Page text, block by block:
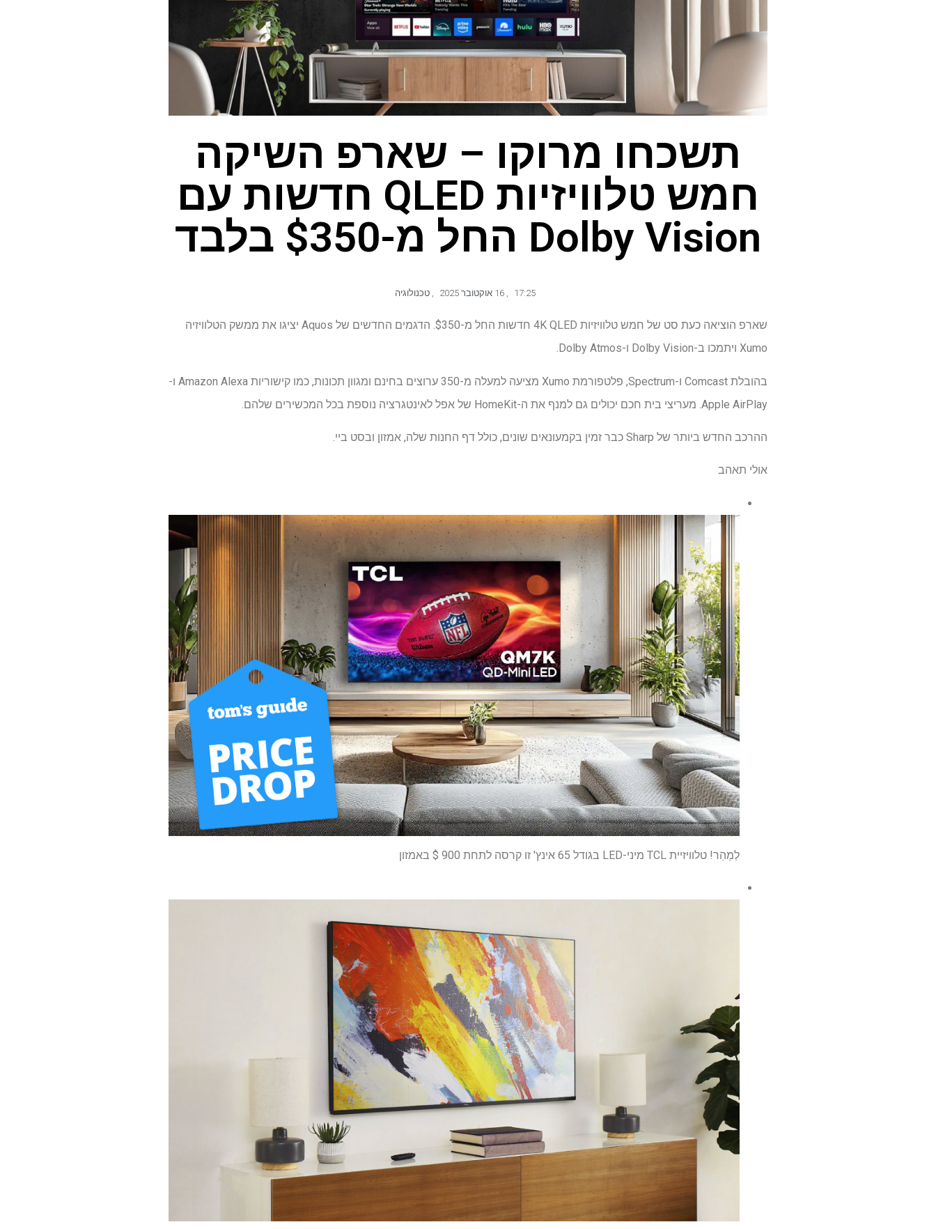
תשכחו מרוקו – שארפ השיקה
חמש טלוויזיות QLED חדשות עם
Dolby Vision החל מ-$350 בלבד
17:25
,
, טכנולוגיה
שארפ הוציאה כעת סט של חמש טלוויזיות 4K QLED חדשות החל מ-$350. הדגמים החדשים של Aquos יציגו את ממשק הטלוויזיה
Xumo ויתמכו ב-Dolby Vision ו-Dolby Atmos.
בהובלת Comcast ו-Spectrum, פלטפורמת Xumo מציעה למעלה מ-350 ערוצים בחינם ומגוון תכונות, כמו קישוריות Amazon Alexa ו-
Apple AirPlay. מעריצי בית חכם יכולים גם למנף את ה-HomeKit של אפל לאינטגרציה נוספת בכל המכשירים שלהם.
ההרכב החדש ביותר של Sharp כבר זמין בקמעונאים שונים, כולל דף החנות שלה, אמזון ובסט ביי.
אולי תאהב
לְמַהֵר! טלוויזיית TCL מיני-LED בגודל 65 אינץ' זו קרסה לתחת 900 $ באמזון